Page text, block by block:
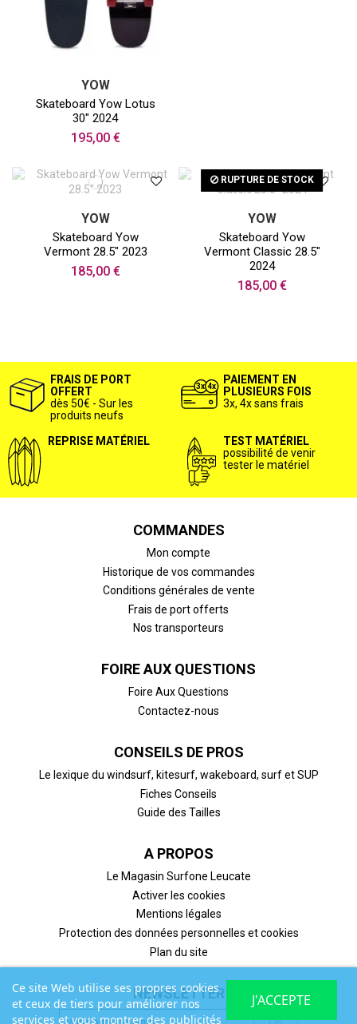
YOW
Skateboard Yow Lotus
30" 2024
195,00 €
YOW
Skateboard Yow
Vermont 28.5" 2023
185,00 €
RUPTURE DE STOCK
YOW
Skateboard Yow
Vermont Classic 28.5"
2024
185,00 €
FRAIS DE PORT
OFFERT
dès 50€ - Sur les
produits neufs
PAIEMENT EN
PLUSIEURS FOIS
3x, 4x sans frais
REPRISE MATÉRIEL
TEST MATÉRIEL
possibilité de venir
tester le matériel
COMMANDES
Mon compte
Historique de vos commandes
Conditions générales de vente
Frais de port offerts
Nos transporteurs
FOIRE AUX QUESTIONS
Foire Aux Questions
Contactez-nous
CONSEILS DE PROS
Le lexique du windsurf, kitesurf, wakeboard, surf et SUP
Fiches Conseils
Guide des Tailles
A PROPOS
Le Magasin Surfone Leucate
Activer les cookies
Mentions légales
Protection des données personnelles et cookies
Plan du site
NEWSLETTER
Ce site Web utilise ses propres cookies
et ceux de tiers pour améliorer nos
services et vous montrer des publicités
J'ACCEPTE